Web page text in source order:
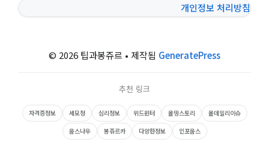
개인정보 처리방침
© 2026 팁과봉쥬르 • 제작됨 GeneratePress
추천 링크
자격증정보 세모정 심리정보 위드윈터 올띵스토리
올데일리이슈
웁스나우
봉쥬르카 다양한정보 인포웁스